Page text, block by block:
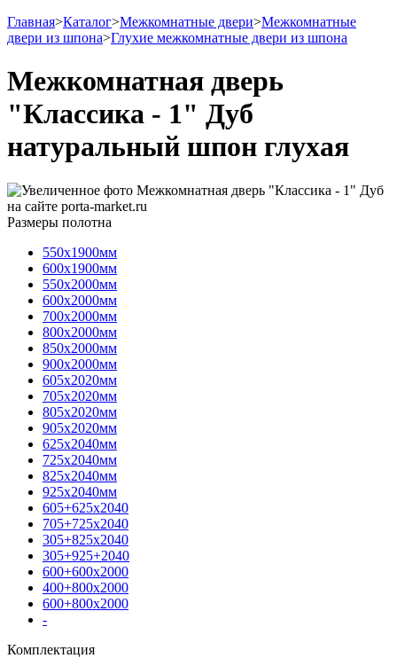
Главная>Каталог>Межкомнатные двери>Межкомнатные
двери из шпона>Глухие межкомнатные двери из шпона
Межкомнатная дверь
"Классика - 1" Дуб
натуральный шпон глухая
Размеры полотна
550х1900мм
600х1900мм
550х2000мм
600х2000мм
700х2000мм
800х2000мм
850х2000мм
900х2000мм
605х2020мм
705х2020мм
805х2020мм
905х2020мм
625х2040мм
725х2040мм
825х2040мм
925х2040мм
605+625х2040
705+725х2040
305+825х2040
305+925+2040
600+600х2000
400+800х2000
600+800х2000
-
Комплектация